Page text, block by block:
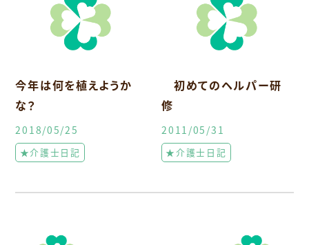
今年は何を植えようか
な？
2018/05/25
★介護士日記
初めてのヘルパー研
修
2011/05/31
★介護士日記